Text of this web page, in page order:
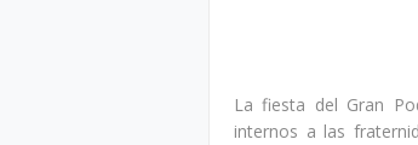
La fiesta del Gran
internos a las